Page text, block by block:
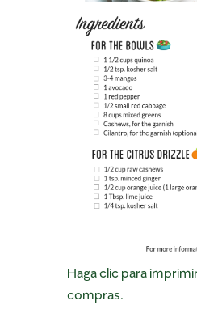
Haga clic para
compras.